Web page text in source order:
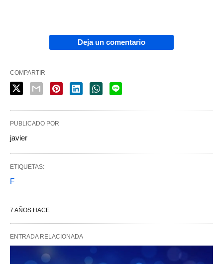
Deja un comentario
COMPARTIR
PUBLICADO POR
javier
ETIQUETAS:
F
7 AÑOS HACE
ENTRADA RELACIONADA